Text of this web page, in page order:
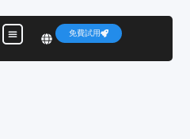
免費試用